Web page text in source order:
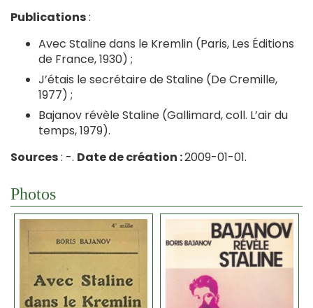
Publications:
Avec Staline dans le Kremlin (Paris, Les Éditions
de France, 1930) ;
J’étais le secrétaire de Staline (De Cremille,
1977) ;
Bajanov révèle Staline (Gallimard, coll. L’air du
temps, 1979).
Sources: -. Date de création :2009-01-01.
Photos